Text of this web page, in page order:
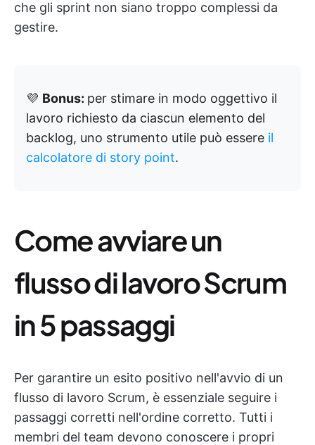
che gli sprint non siano troppo complessi da
gestire.
💜 Bonus: per stimare in modo oggettivo il
lavoro richiesto da ciascun elemento del
backlog, uno strumento utile può essere il
calcolatore di story point.
Come avviare un
flusso di lavoro Scrum
in 5 passaggi
Per garantire un esito positivo nell'avvio di un
flusso di lavoro Scrum, è essenziale seguire i
passaggi corretti nell'ordine corretto. Tutti i
membri del team devono conoscere i propri